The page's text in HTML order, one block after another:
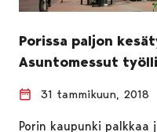
Porissa paljon
Asuntomessut
31 tammikuun, 2018
Porin kaupunki palkkaa